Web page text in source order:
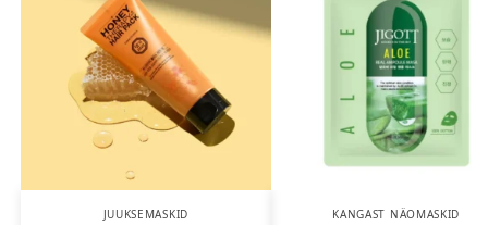
JUUKSEMASKID KANGAST NÄOMASKID